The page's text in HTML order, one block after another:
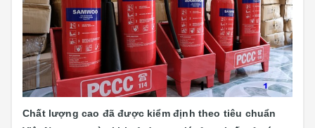
Chất lượng cao đã được kiểm định theo tiêu chuẩn